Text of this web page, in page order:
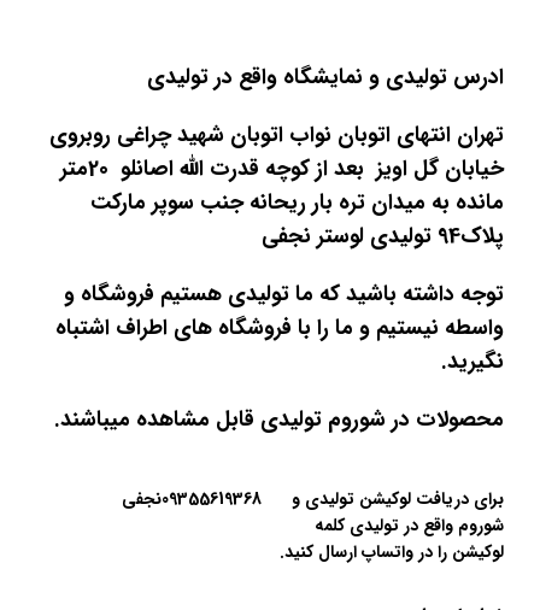
ادرس تولیدی و نمایشگاه واقع در تولیدی
تهران انتهای اتوبان نواب اتوبان شهید چراغی روبروی
خیابان گل اویز بعد از کوچه قدرت الله اصانلو 20متر
مانده به میدان تره بار ریحانه جنب سوپر مارکت
پلاک94 تولیدی لوستر نجفی
توجه داشته باشید که ما تولیدی هستیم فروشگاه و
واسطه نیستیم و ما را با فروشگاه های اطراف اشتباه
نگیرید.
محصولات در شوروم تولیدی قابل مشاهده میباشند.
برای دریافت لوکیشن تولیدی و
شوروم واقع در تولیدی کلمه
لوکیشن را در واتساپ ارسال کنید.
09355619368نجفی